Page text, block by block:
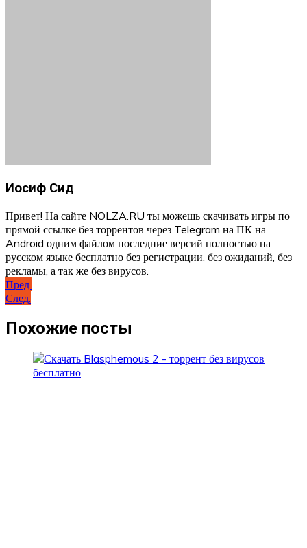
Иосиф Сид
Привет! На сайте NOLZA.RU ты можешь скачивать игры по
прямой ссылке без торрентов через Telegram на ПК на
Android одним файлом последние версий полностью на
русском языке бесплатно без регистрации, без ожиданий, без
рекламы, а так же без вирусов.
Навигация
по
записям
Пред.
След.
Похожие посты